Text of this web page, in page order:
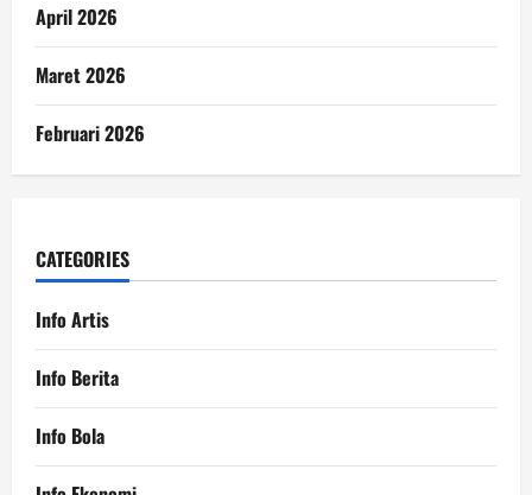
April 2026
Maret 2026
Februari 2026
CATEGORIES
Info Artis
Info Berita
Info Bola